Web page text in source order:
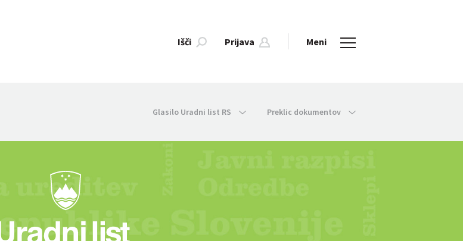
Išči Prijava Meni
Glasilo Uradni list RS Preklic dokumentov